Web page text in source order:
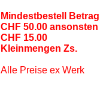
Mindestbestell Betrag
CHF 50.00 ansonsten
CHF 15.00
Kleinmengen Zs.
Alle Preise ex Werk